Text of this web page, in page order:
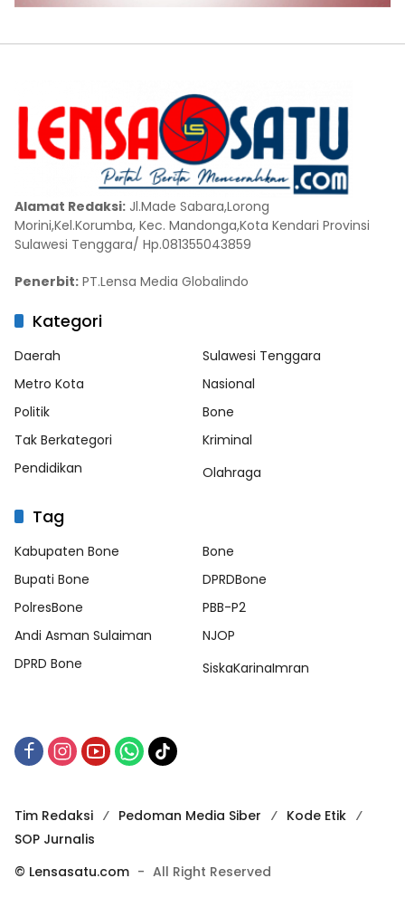
Alamat Redaksi: Jl.Made Sabara,Lorong
Morini,Kel.Korumba, Kec. Mandonga,Kota Kendari Provinsi
Sulawesi Tenggara/ Hp.081355043859
Penerbit: PT.Lensa Media Globalindo
Kategori
Daerah
Sulawesi Tenggara
Metro Kota
Nasional
Politik
Bone
Tak Berkategori
Kriminal
Pendidikan
Olahraga
Tag
Kabupaten Bone
Bone
Bupati Bone
DPRDBone
PolresBone
PBB-P2
Andi Asman Sulaiman
NJOP
DPRD Bone
SiskaKarinaImran
Tim Redaksi Pedoman Media Siber
Kode Etik
SOP Jurnalis
© Lensasatu.com - All Right Reserved